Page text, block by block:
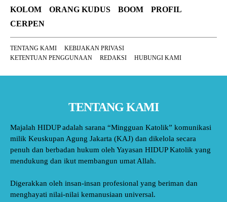
KOLOM
ORANG KUDUS BOOM
PROFIL
CERPEN
TENTANG KAMI
KEBIJAKAN PRIVASI
KETENTUAN PENGGUNAAN
REDAKSI HUBUNGI KAMI
TENTANG KAMI
Majalah HIDUP adalah sarana “Mingguan Katolik” komunikasi
milik Keuskupan Agung Jakarta (KAJ) dan dikelola secara
penuh dan berbadan hukum oleh Yayasan HIDUP Katolik yang
mendukung dan ikut membangun umat Allah.
Digerakkan oleh insan-insan profesional yang beriman dan
menghayati nilai-nilai kemanusiaan universal.